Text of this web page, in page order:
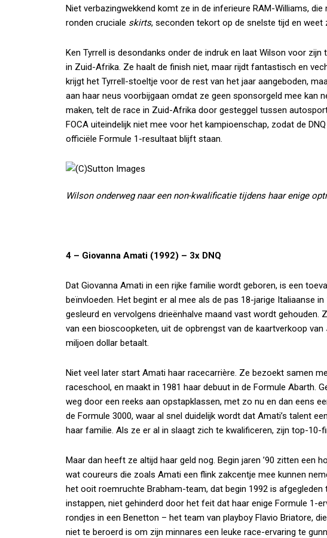
Niet verbazingwekkend komt ze in de inferieure RAM-Williams,
ronden cruciale skirts, seconden tekort op de snelste tijd en weet
Ken Tyrrell is desondanks onder de indruk en laat Wilson voor zijn
in Zuid-Afrika. Ze haalt de finish niet, maar rijdt fantastisch en
krijgt het Tyrrell-stoeltje voor de rest van het jaar aangeboden,
aan haar neus voorbijgaan omdat ze geen sponsorgeld mee kan
maken, telt de race in Zuid-Afrika door gesteggel tussen
FOCA uiteindelijk niet mee voor het kampioenschap, zodat de
officiële Formule 1-resultaat blijft staan.
Wilson onderweg naar een non-kwalificatie tijdens haar enige
4 – Giovanna Amati (1992) – 3x DNQ
Dat Giovanna Amati in een rijke familie wordt geboren, is een
beïnvloeden. Het begint er al mee als de pas 18-jarige Italiaanse
gesleurd en vervolgens drieënhalve maand vast wordt gehouden.
van een bioscoopketen, uit de opbrengst van de kaartverkoop van
miljoen dollar betaalt.
Niet veel later start Amati haar racecarrière. Ze bezoekt samen
raceschool, en maakt in 1981 haar debuut in de Formule Abarth.
weg door een reeks aan opstapklassen, met zo nu en dan eens
de Formule 3000, waar al snel duidelijk wordt dat Amati’s talent
haar familie. Als ze er al in slaagt zich te kwalificeren, zijn top-10-
Maar dan heeft ze altijd haar geld nog. Begin jaren ’90 zitten een
wat coureurs die zoals Amati een flink zakcentje mee kunnen
het ooit roemruchte Brabham-team, dat begin 1992 is
instappen, niet gehinderd door het feit dat haar enige Formule 1-
rondjes in een Benetton – het team van playboy Flavio Briatore,
niet te beroerd is om zijn minnares een leuke race-ervaring te